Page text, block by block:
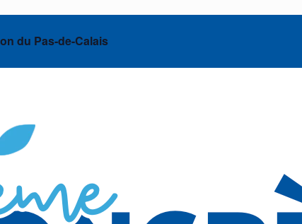
du Pas-de-Calais